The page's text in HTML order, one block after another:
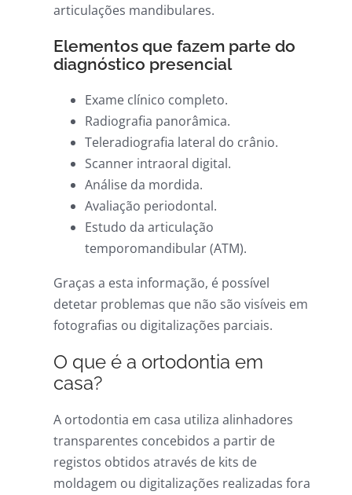
articulações mandibulares.
Elementos que fazem parte do
diagnóstico presencial
Exame clínico completo.
Radiografia panorâmica.
Teleradiografia lateral do crânio.
Scanner intraoral digital.
Análise da mordida.
Avaliação periodontal.
Estudo da articulação
temporomandibular (ATM).
Graças a esta informação, é possível
detetar problemas que não são visíveis em
fotografias ou digitalizações parciais.
O que é a ortodontia em
casa?
A ortodontia em casa utiliza alinhadores
transparentes concebidos a partir de
registos obtidos através de kits de
moldagem ou digitalizações realizadas fora